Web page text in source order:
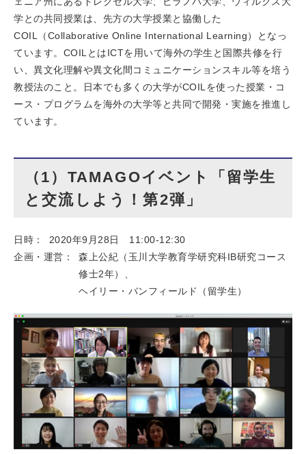
学との共同授業は、先方の大学授業と協働した
COIL（Collaborative Online International Learning）となっ
ています。COILとはICTを用いて海外の学生と国際共修を行
い、異文化理解や異文化間コミュニケーションスキル等を培う
教授法のこと。日本でも多くの大学がCOILを使った授業・コ
ース・プログラムを海外の大学等と共同で開発・実施を推進し
ています。
（1）TAMAGOイベント「留学生
と交流しよう！第2弾」
日時：
2020年9月28日 11:00-12:30
企画・運営：
森上公紀（玉川大学教育学研究科IB研究コース
修士2年）、
ヘイリー・バンフィールド（留学生）